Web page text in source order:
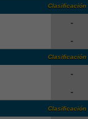
Clasificación
-
-
Clasificación
-
-
Clasificación